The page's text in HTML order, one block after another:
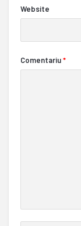
Website
Comentariu*